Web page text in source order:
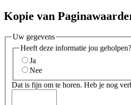
Kopie van
Uw gegevens
Heeft deze informatie jou
Ja
Nee
Dat is fijn om te horen. Heb je nog